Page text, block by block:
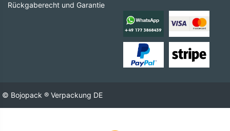
Rückgaberecht und Garantie
© Bojopack ® Verpackung DE